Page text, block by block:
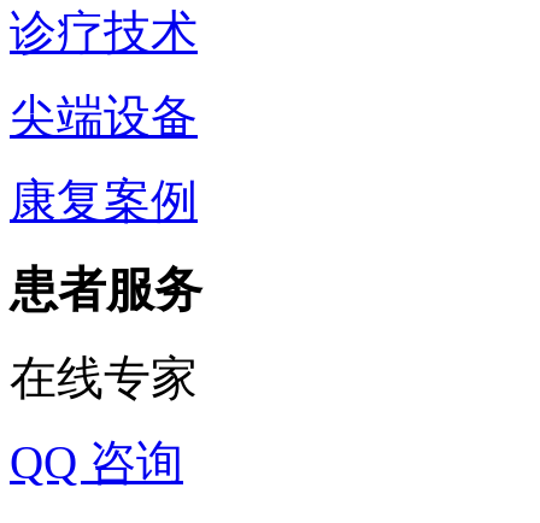
诊疗技术
尖端设备
康复案例
患者服务
在线专家
QQ 咨询